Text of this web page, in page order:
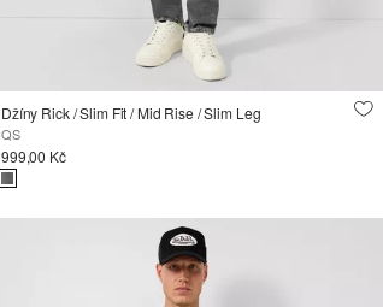
Džíny Rick / Slim Fit / Mid Rise / Slim Leg
QS
999,00 Kč